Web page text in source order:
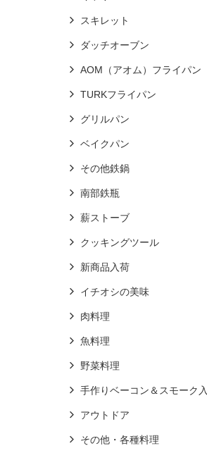
スキレット
ダッチオーブン
AOM（アオム）フライパン
TURKフライパン
グリルパン
ベイクパン
その他鉄鍋
南部鉄瓶
薪ストーブ
クッキングツール
新商品入荷
イチオシの美味
肉料理
魚料理
野菜料理
手作りベーコン＆スモーク
アウトドア
その他・各種料理